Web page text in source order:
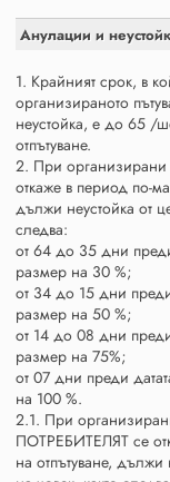
Анулации и
1. Крайният срок, в
организираното
неустойка, е до 65 /
отпътуване.
2. При организирани
откаже в период по-
дължи неустойка от
следва:
от 64 до 35 дни
размер на 30 %;
от 34 до 15 дни
размер на 50 %;
от 14 до 08 дни
размер на 75%;
от 07 дни преди
на 100 %.
2.1. При
ПОТРЕБИТЕЛЯТ се
на отпътуване, дължи